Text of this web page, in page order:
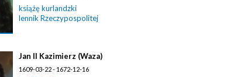
książę kurlandzki
lennik Rzeczypospolitej
Jan II Kazimierz (Waza)
1609-03-22 - 1672-12-16